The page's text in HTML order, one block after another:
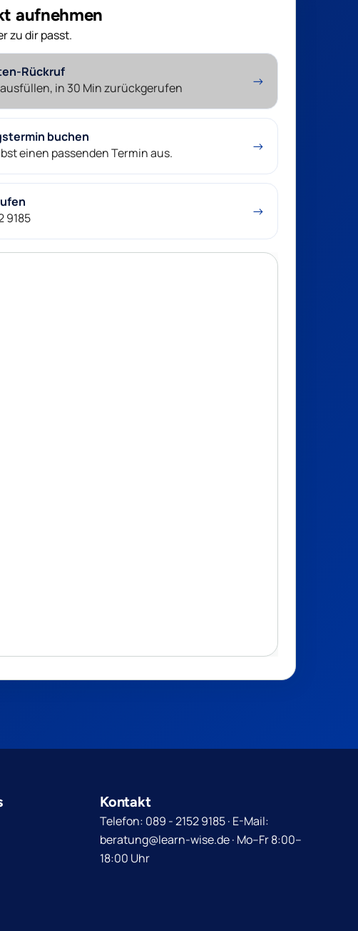
aufnehmen
zu dir passt.
Rückruf
in 30 Min zurückgerufen
→
buchen
einen passenden Termin aus.
→
9185
→
Kontakt
Telefon: 089 - 2152 9185 · E-Mail:
beratung@learn-wise.de · Mo–Fr 8:00–
18:00 Uhr